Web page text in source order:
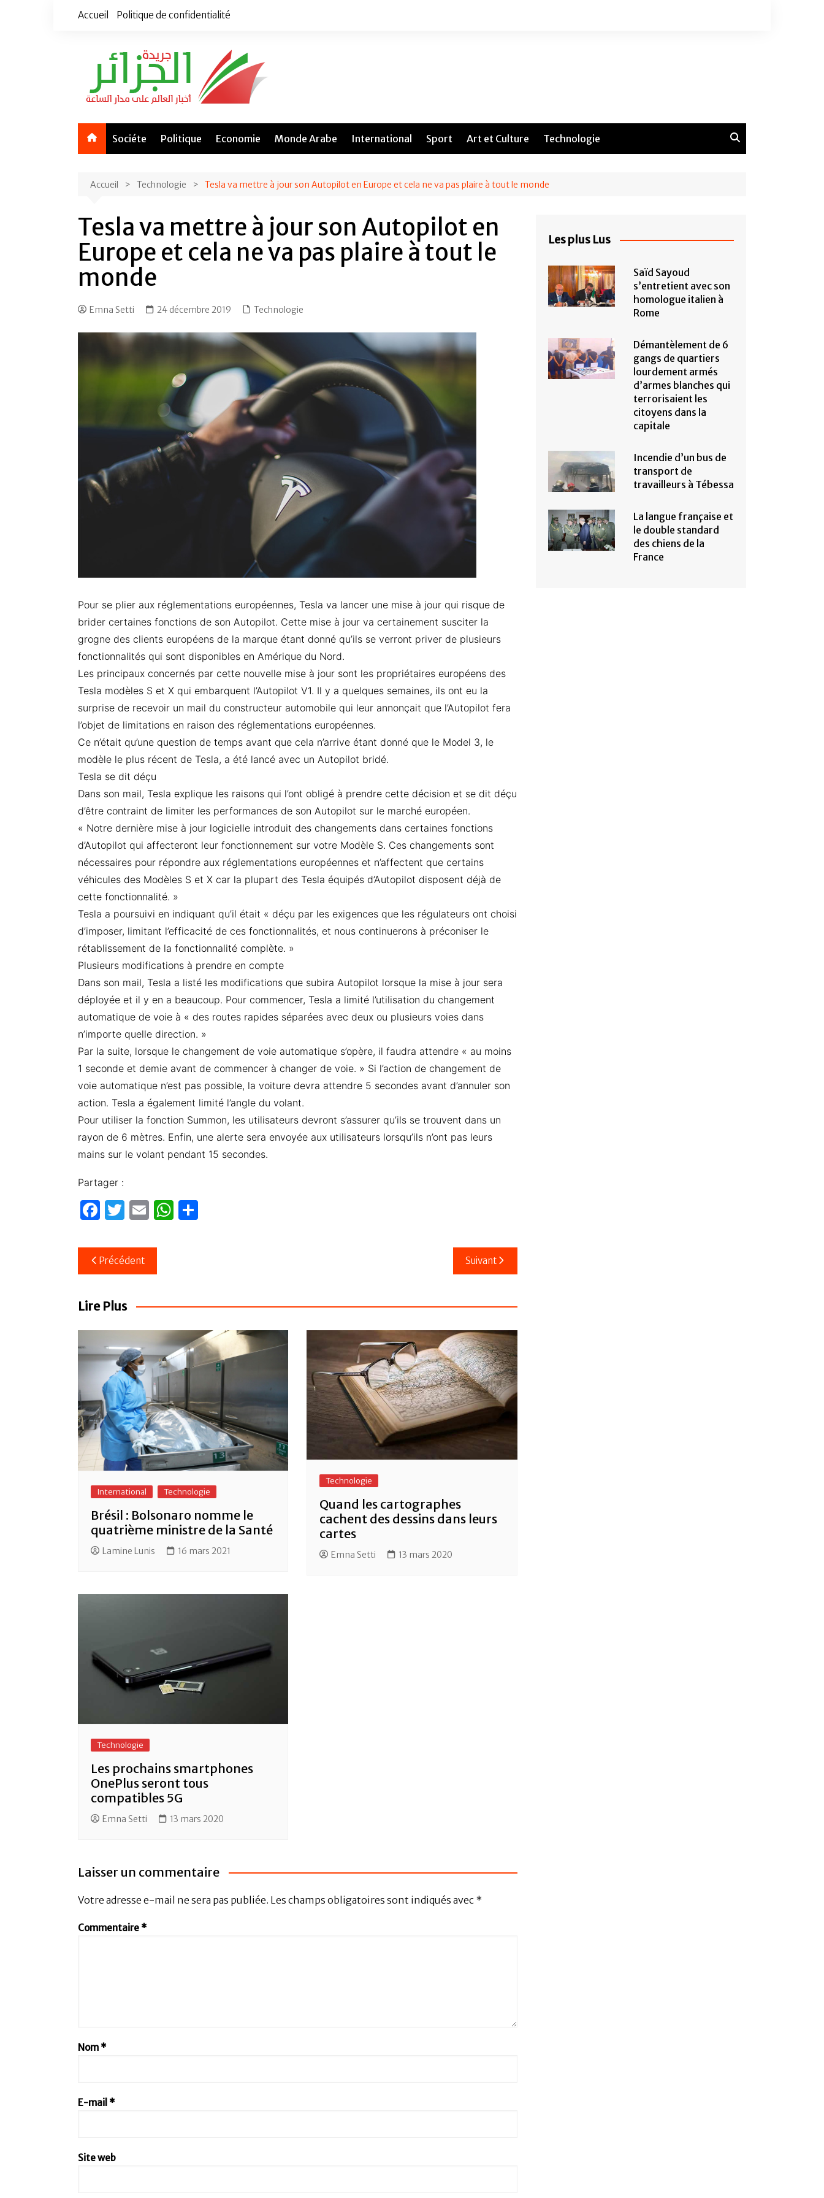
Accueil Politique de confidentialité
Sociéte Politique Economie Monde Arabe International Sport Art et Culture Technologie
Accueil Technologie Tesla va mettre à jour son Autopilot en Europe et cela ne va pas plaire à tout le monde
Tesla va mettre à jour son Autopilot en
Europe et cela ne va pas plaire à tout le
monde
Emna Setti 24 décembre 2019 Technologie
Pour se plier aux réglementations européennes, Tesla va lancer une mise à jour qui risque de
brider certaines fonctions de son Autopilot. Cette mise à jour va certainement susciter la
grogne des clients européens de la marque étant donné qu’ils se verront priver de plusieurs
fonctionnalités qui sont disponibles en Amérique du Nord.
Les principaux concernés par cette nouvelle mise à jour sont les propriétaires européens des
Tesla modèles S et X qui embarquent l’Autopilot V1. Il y a quelques semaines, ils ont eu la
surprise de recevoir un mail du constructeur automobile qui leur annonçait que l’Autopilot fera
l’objet de limitations en raison des réglementations européennes.
Ce n’était qu’une question de temps avant que cela n’arrive étant donné que le Model 3, le
modèle le plus récent de Tesla, a été lancé avec un Autopilot bridé.
Tesla se dit déçu
Dans son mail, Tesla explique les raisons qui l’ont obligé à prendre cette décision et se dit déçu
d’être contraint de limiter les performances de son Autopilot sur le marché européen.
« Notre dernière mise à jour logicielle introduit des changements dans certaines fonctions
d’Autopilot qui affecteront leur fonctionnement sur votre Modèle S. Ces changements sont
nécessaires pour répondre aux réglementations européennes et n’affectent que certains
véhicules des Modèles S et X car la plupart des Tesla équipés d’Autopilot disposent déjà de
cette fonctionnalité. »
Tesla a poursuivi en indiquant qu’il était « déçu par les exigences que les régulateurs ont choisi
d’imposer, limitant l’efficacité de ces fonctionnalités, et nous continuerons à préconiser le
rétablissement de la fonctionnalité complète. »
Plusieurs modifications à prendre en compte
Dans son mail, Tesla a listé les modifications que subira Autopilot lorsque la mise à jour sera
déployée et il y en a beaucoup. Pour commencer, Tesla a limité l’utilisation du changement
automatique de voie à « des routes rapides séparées avec deux ou plusieurs voies dans
n’importe quelle direction. »
Par la suite, lorsque le changement de voie automatique s’opère, il faudra attendre « au moins
1 seconde et demie avant de commencer à changer de voie. » Si l’action de changement de
voie automatique n’est pas possible, la voiture devra attendre 5 secondes avant d’annuler son
action. Tesla a également limité l’angle du volant.
Pour utiliser la fonction Summon, les utilisateurs devront s’assurer qu’ils se trouvent dans un
rayon de 6 mètres. Enfin, une alerte sera envoyée aux utilisateurs lorsqu’ils n’ont pas leurs
mains sur le volant pendant 15 secondes.
Partager :
F
c
e
o
o
k
T
itt
er
E
ail
W
p
p
Navigation
de
l’article
Précédent Suivant
Lire Plus
International Technologie
Brésil : Bolsonaro nomme le
quatrième ministre de la Santé
Lamine Lunis 16 mars 2021
Technologie
Quand les cartographes
cachent des dessins dans leurs
cartes
Emna Setti 13 mars 2020
Technologie
Les prochains smartphones
OnePlus seront tous
compatibles 5G
Emna Setti 13 mars 2020
Laisser un commentaire
Votre adresse e-mail ne sera pas publiée. Les champs obligatoires sont indiqués avec *
Commentaire *
Nom *
E-mail *
Site web
Les plus Lus
Saïd Sayoud
s’entretient avec son
homologue italien à
Rome
Démantèlement de 6
gangs de quartiers
lourdement armés
d’armes blanches qui
terrorisaient les
citoyens dans la
capitale
Incendie d’un bus de
transport de
travailleurs à Tébessa
La langue française et
le double standard
des chiens de la
France